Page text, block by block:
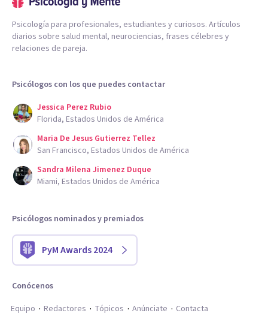
Psicología para profesionales, estudiantes y curiosos. Artículos
diarios sobre salud mental, neurociencias, frases célebres y
relaciones de pareja.
Psicólogos con los que puedes contactar
Jessica Perez Rubio
Florida, Estados Unidos de América
Maria De Jesus Gutierrez Tellez
San Francisco, Estados Unidos de América
Sandra Milena Jimenez Duque
Miami, Estados Unidos de América
Psicólogos nominados y premiados
PyM Awards 2024
Conócenos
Equipo
Redactores Tópicos Anúnciate Contacta